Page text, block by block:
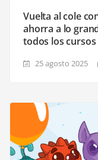
Vuelta al cole
ahorra a lo
todos los cursos
25 agosto 2025